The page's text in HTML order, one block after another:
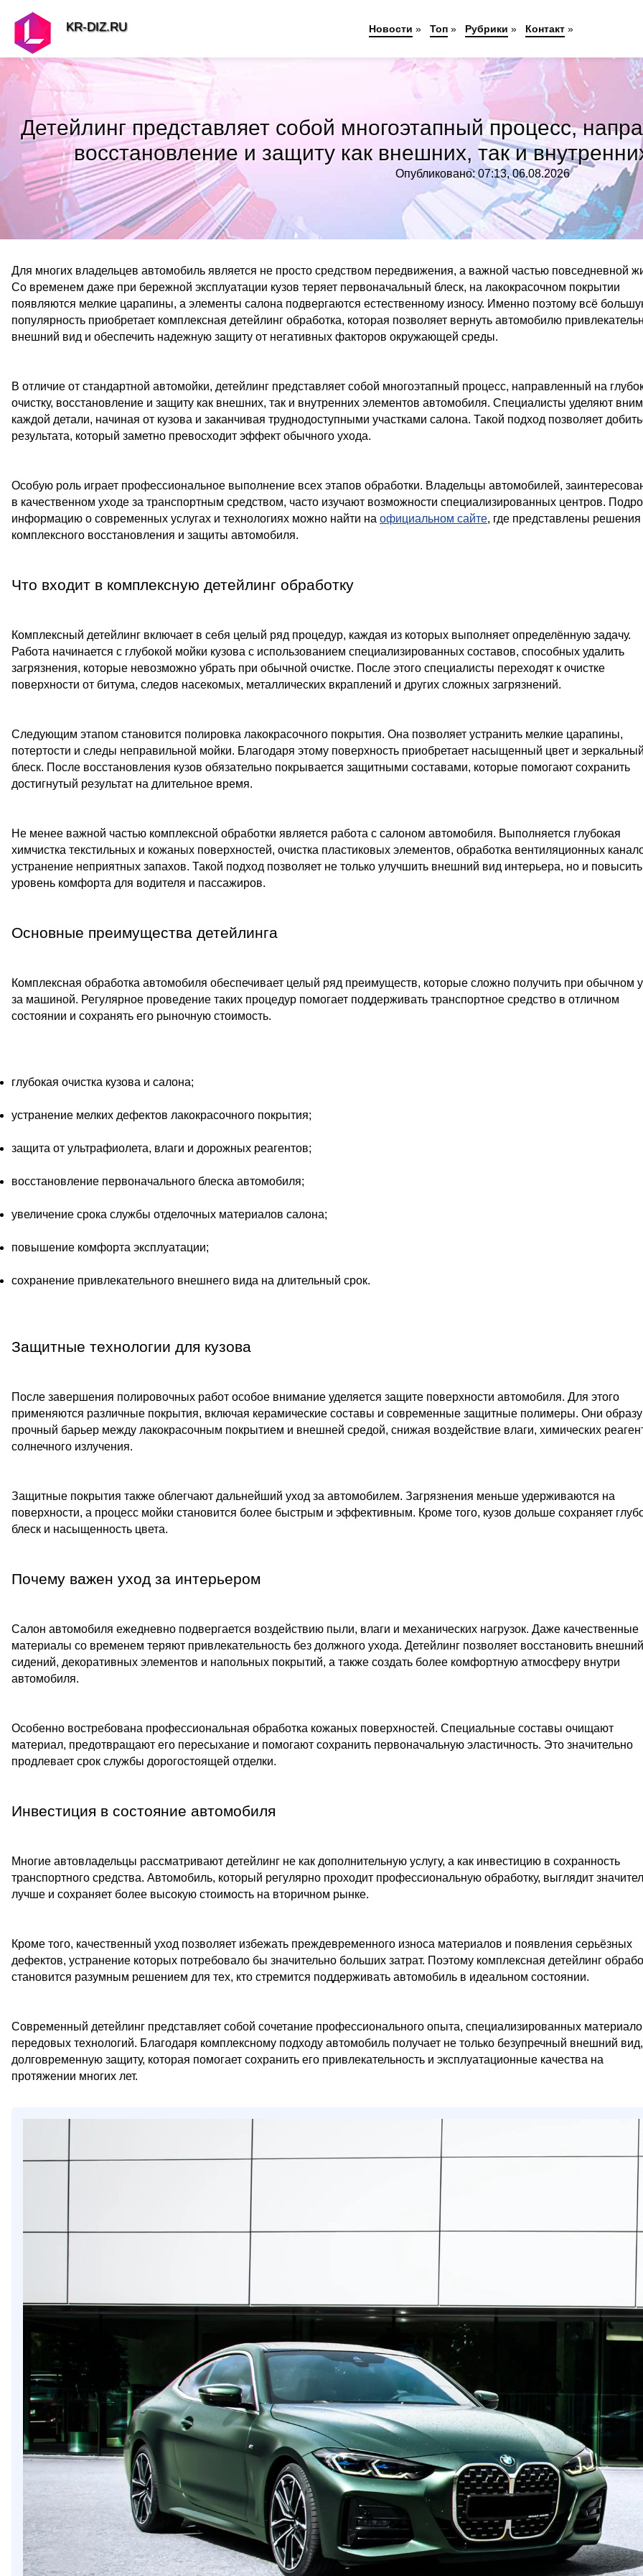
Детейлинг представляет собой многоэтапный процесс,
восстановление и защиту как внешних, так и
Опубликовано: 07:13, 06.08.2026
Для многих владельцев автомобиль является не просто средством передвижения, а важной частью повседневной
Со временем даже при бережной эксплуатации кузов теряет первоначальный блеск, на лакокрасочном покрытии
появляются мелкие царапины, а элементы салона подвергаются естественному износу. Именно поэтому всё
популярность приобретает комплексная детейлинг обработка, которая позволяет вернуть автомобилю
внешний вид и обеспечить надежную защиту от негативных факторов окружающей среды.
В отличие от стандартной автомойки, детейлинг представляет собой многоэтапный процесс, направленный на
очистку, восстановление и защиту как внешних, так и внутренних элементов автомобиля. Специалисты уделяют
каждой детали, начиная от кузова и заканчивая труднодоступными участками салона. Такой подход позволяет
результата, который заметно превосходит эффект обычного ухода.
Особую роль играет профессиональное выполнение всех этапов обработки. Владельцы автомобилей,
в качественном уходе за транспортным средством, часто изучают возможности специализированных центров.
информацию о современных услугах и технологиях можно найти на официальном сайте, где представлены решения
комплексного восстановления и защиты автомобиля.
Что входит в комплексную детейлинг обработку
Комплексный детейлинг включает в себя целый ряд процедур, каждая из которых выполняет определённую задачу.
Работа начинается с глубокой мойки кузова с использованием специализированных составов, способных удалить
загрязнения, которые невозможно убрать при обычной очистке. После этого специалисты переходят к очистке
поверхности от битума, следов насекомых, металлических вкраплений и других сложных загрязнений.
Следующим этапом становится полировка лакокрасочного покрытия. Она позволяет устранить мелкие царапины,
потертости и следы неправильной мойки. Благодаря этому поверхность приобретает насыщенный цвет и зеркальный
блеск. После восстановления кузов обязательно покрывается защитными составами, которые помогают сохранить
достигнутый результат на длительное время.
Не менее важной частью комплексной обработки является работа с салоном автомобиля. Выполняется глубокая
химчистка текстильных и кожаных поверхностей, очистка пластиковых элементов, обработка вентиляционных
устранение неприятных запахов. Такой подход позволяет не только улучшить внешний вид интерьера, но и повысить
уровень комфорта для водителя и пассажиров.
Основные преимущества детейлинга
Комплексная обработка автомобиля обеспечивает целый ряд преимуществ, которые сложно получить при обычном
за машиной. Регулярное проведение таких процедур помогает поддерживать транспортное средство в отличном
состоянии и сохранять его рыночную стоимость.
глубокая очистка кузова и салона;
устранение мелких дефектов лакокрасочного покрытия;
защита от ультрафиолета, влаги и дорожных реагентов;
восстановление первоначального блеска автомобиля;
увеличение срока службы отделочных материалов салона;
повышение комфорта эксплуатации;
сохранение привлекательного внешнего вида на длительный срок.
Защитные технологии для кузова
После завершения полировочных работ особое внимание уделяется защите поверхности автомобиля. Для этого
применяются различные покрытия, включая керамические составы и современные защитные полимеры. Они
прочный барьер между лакокрасочным покрытием и внешней средой, снижая воздействие влаги, химических
солнечного излучения.
Защитные покрытия также облегчают дальнейший уход за автомобилем. Загрязнения меньше удерживаются на
поверхности, а процесс мойки становится более быстрым и эффективным. Кроме того, кузов дольше сохраняет
блеск и насыщенность цвета.
Почему важен уход за интерьером
Салон автомобиля ежедневно подвергается воздействию пыли, влаги и механических нагрузок. Даже качественные
материалы со временем теряют привлекательность без должного ухода. Детейлинг позволяет восстановить
сидений, декоративных элементов и напольных покрытий, а также создать более комфортную атмосферу внутри
автомобиля.
Особенно востребована профессиональная обработка кожаных поверхностей. Специальные составы очищают
материал, предотвращают его пересыхание и помогают сохранить первоначальную эластичность. Это значительно
продлевает срок службы дорогостоящей отделки.
Инвестиция в состояние автомобиля
Многие автовладельцы рассматривают детейлинг не как дополнительную услугу, а как инвестицию в сохранность
транспортного средства. Автомобиль, который регулярно проходит профессиональную обработку, выглядит
лучше и сохраняет более высокую стоимость на вторичном рынке.
Кроме того, качественный уход позволяет избежать преждевременного износа материалов и появления серьёзных
дефектов, устранение которых потребовало бы значительно больших затрат. Поэтому комплексная детейлинг
становится разумным решением для тех, кто стремится поддерживать автомобиль в идеальном состоянии.
Современный детейлинг представляет собой сочетание профессионального опыта, специализированных
передовых технологий. Благодаря комплексному подходу автомобиль получает не только безупречный внешний
долговременную защиту, которая помогает сохранить его привлекательность и эксплуатационные качества на
протяжении многих лет.
KR-DIZ.RU Новости » Топ » Рубрики » Контакт »